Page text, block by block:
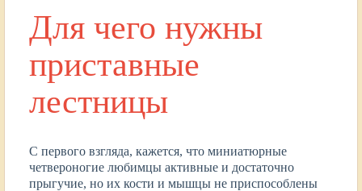
Для чего нужны
приставные
лестницы
С первого взгляда, кажется, что миниатюрные
четвероногие любимцы активные и достаточно
прыгучие, но их кости и мышцы не приспособлены